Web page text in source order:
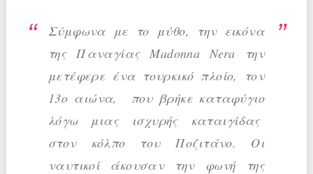
Σύμφωνα με το μύθο, την εικόνα
της Παναγίας Madonna Nera την
μετέφερε ένα τουρκικό πλοίο, τον
13ο αιώνα, που βρήκε καταφύγιο
λόγω μιας ισχυρής καταιγίδας
στον κόλπο του Ποζιτάνο. Οι
ναυτικοί άκουσαν την φωνή της